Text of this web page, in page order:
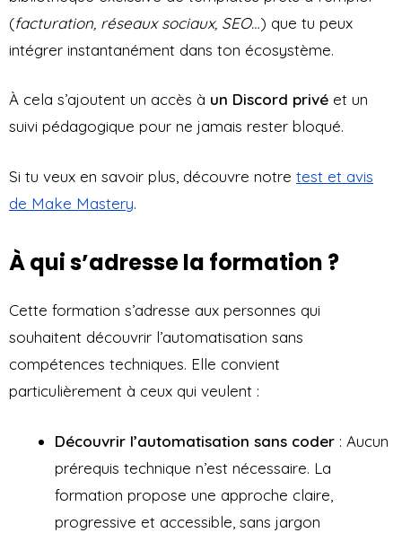
(facturation, réseaux sociaux, SEO…) que tu peux
intégrer instantanément dans ton écosystème.
À cela s’ajoutent un accès à un Discord privé et un
suivi pédagogique pour ne jamais rester bloqué.
Si tu veux en savoir plus, découvre notre test et avis
de Make Mastery.
À qui s’adresse la formation ?
Cette formation s’adresse aux personnes qui
souhaitent découvrir l’automatisation sans
compétences techniques. Elle convient
particulièrement à ceux qui veulent :
Découvrir l’automatisation sans coder : Aucun
prérequis technique n’est nécessaire. La
formation propose une approche claire,
progressive et accessible, sans jargon